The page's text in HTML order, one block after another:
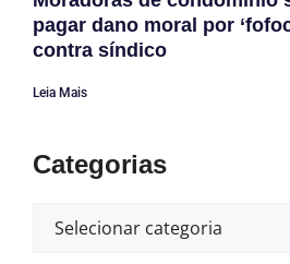
pagar dano moral por
contra síndico
Leia Mais
Categorias